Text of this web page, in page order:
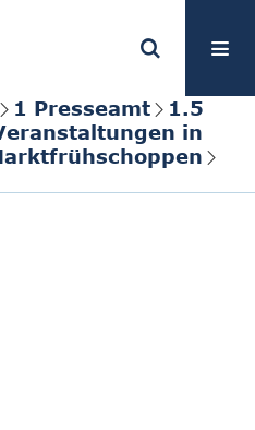
1 Presseamt
1.5
in